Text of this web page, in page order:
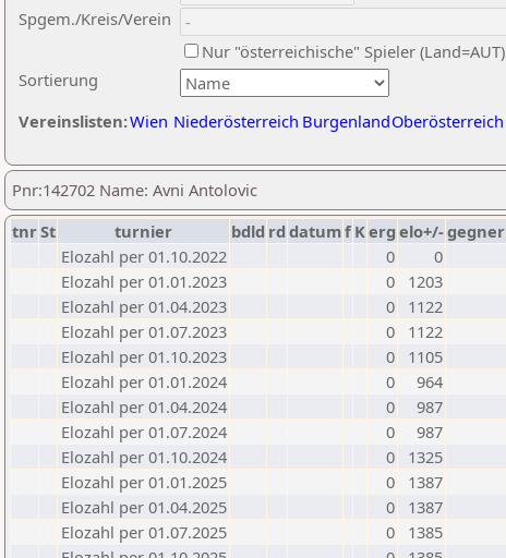
Sortierung
Spgem./Kreis/Verein
Nur "österreichische" Spieler (Land=AUT)
Vereinslisten:Wien Niederösterreich BurgenlandOberösterreich
Pnr:142702 Name: Avni Antolovic
tnrSt turnier bdld rd datumf Kerg elo+/-gegner
Elozahl per 01.10.2022
0
0
Elozahl per 01.01.2023
0
1203
Elozahl per 01.04.2023
0
1122
Elozahl per 01.07.2023
0
1122
Elozahl per 01.10.2023
0
1105
Elozahl per 01.01.2024
0
964
Elozahl per 01.04.2024
0
987
Elozahl per 01.07.2024
0
987
Elozahl per 01.10.2024
0
1325
Elozahl per 01.01.2025
0
1387
Elozahl per 01.04.2025
0
1387
Elozahl per 01.07.2025
0
1385